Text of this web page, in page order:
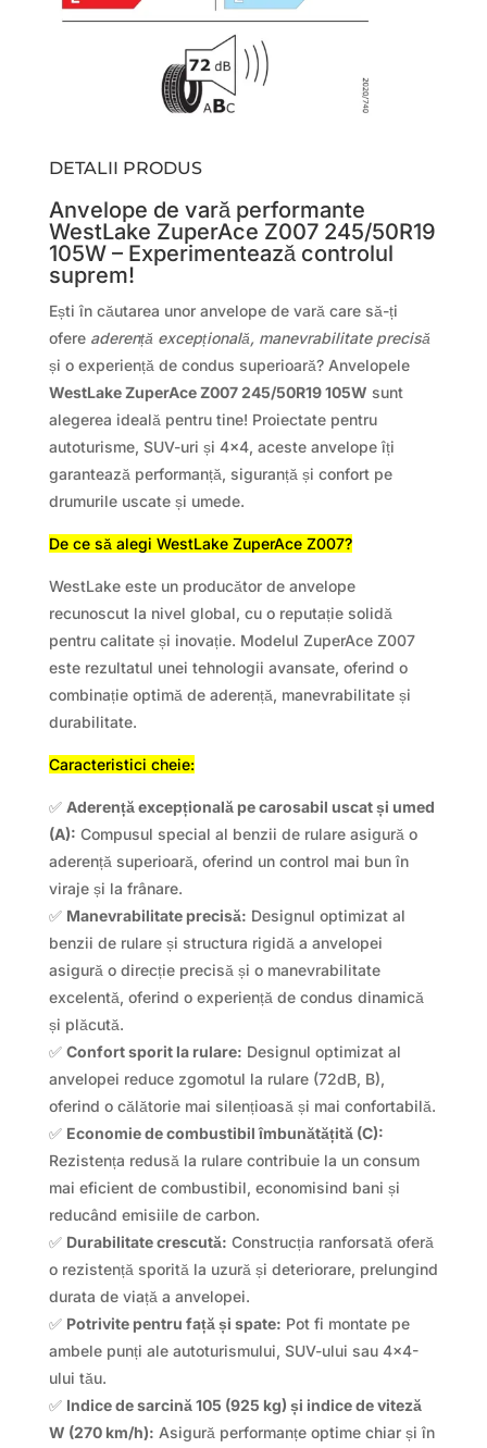
DETALII PRODUS
Anvelope de vară performante
WestLake ZuperAce Z007 245/50R19
105W – Experimentează controlul
suprem!
Ești în căutarea unor anvelope de vară care să-ți
ofere aderență excepțională, manevrabilitate precisă
și o experiență de condus superioară? Anvelopele
WestLake ZuperAce Z007 245/50R19 105W sunt
alegerea ideală pentru tine! Proiectate pentru
autoturisme, SUV-uri și 4×4, aceste anvelope îți
garantează performanță, siguranță și confort pe
drumurile uscate și umede.
De ce să alegi WestLake ZuperAce Z007?
WestLake este un producător de anvelope
recunoscut la nivel global, cu o reputație solidă
pentru calitate și inovație. Modelul ZuperAce Z007
este rezultatul unei tehnologii avansate, oferind o
combinație optimă de aderență, manevrabilitate și
durabilitate.
Caracteristici cheie:
✅ Aderență excepțională pe carosabil uscat și umed
(A): Compusul special al benzii de rulare asigură o
aderență superioară, oferind un control mai bun în
viraje și la frânare.
✅ Manevrabilitate precisă: Designul optimizat al
benzii de rulare și structura rigidă a anvelopei
asigură o direcție precisă și o manevrabilitate
excelentă, oferind o experiență de condus dinamică
și plăcută.
✅ Confort sporit la rulare: Designul optimizat al
anvelopei reduce zgomotul la rulare (72dB, B),
oferind o călătorie mai silențioasă și mai confortabilă.
✅ Economie de combustibil îmbunătățită (C):
Rezistența redusă la rulare contribuie la un consum
mai eficient de combustibil, economisind bani și
reducând emisiile de carbon.
✅ Durabilitate crescută: Construcția ranforsată oferă
o rezistență sporită la uzură și deteriorare, prelungind
durata de viață a anvelopei.
✅ Potrivite pentru față și spate: Pot fi montate pe
ambele punți ale autoturismului, SUV-ului sau 4×4-
ului tău.
✅ Indice de sarcină 105 (925 kg) și indice de viteză
W (270 km/h): Asigură performanțe optime chiar și în